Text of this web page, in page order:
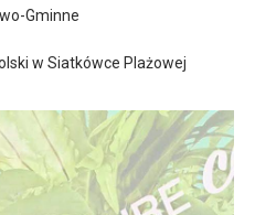
Gminne
w Siatkówce Plażowej